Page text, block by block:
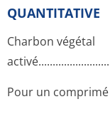
QUANTITATIVE
Charbon végétal
Pour un